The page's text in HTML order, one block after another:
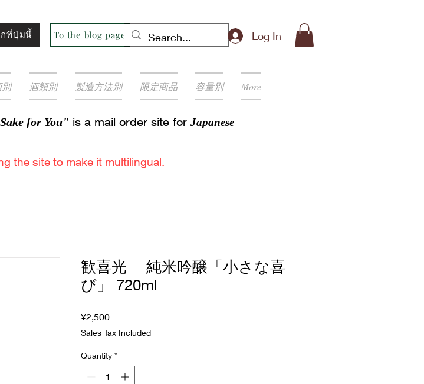
ที่ปุ่มนี้ To the blog page Log In
酒類別 製造方法別 限定商品 容量別 More
for You" is a mail order site for Japanese
the site to make it multilingual.
歓喜光 純米吟醸「小さな喜
び」 720ml
¥2,500Price
Sales Tax Included
Quantity *